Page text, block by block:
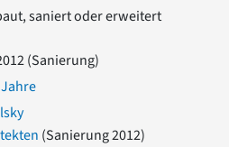
saniert oder erweitert
(Sanierung)
(Sanierung 2012)